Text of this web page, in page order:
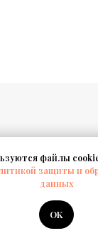
файлы
защиты и
данных
OK